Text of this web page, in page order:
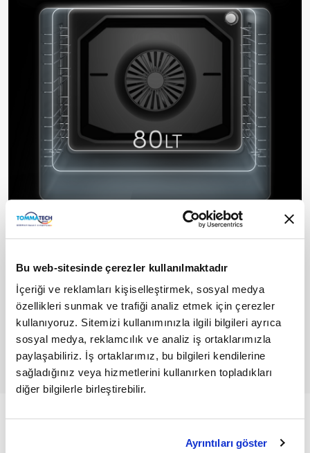
Bu web-sitesinde çerezler kullanılmaktadır
İçeriği ve reklamları kişiselleştirmek, sosyal medya
özellikleri sunmak ve trafiği analiz etmek için çerezler
kullanıyoruz. Sitemizi kullanımınızla ilgili bilgileri ayrıca
sosyal medya, reklamcılık ve analiz iş ortaklarımızla
paylaşabiliriz. İş ortaklarımız, bu bilgileri kendilerine
sağladığınız veya hizmetlerini kullanırken topladıkları
diğer bilgilerle birleştirebilir.
Ayrıntıları göster
Yüksek Hacimli İç Kazan
yiyecek hazırlamanıza olanak tanır. Özellikle kalabalık
aileler veya özel etkinlikler için idealdir. Bu, yemek hazırlama
sürecini daha verimli hale getirir ve birden fazla yemek veya
büyük parçaları aynı anda pişirme imkanı sunar.